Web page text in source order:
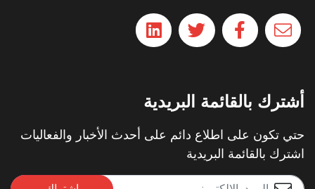
أشترك بالقائمة البريدية
حتي تكون على اطلاع دائم على أحدث الأخبار والفعاليات
اشترك بالقائمة البريدية